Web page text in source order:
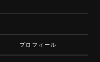
プロフィール